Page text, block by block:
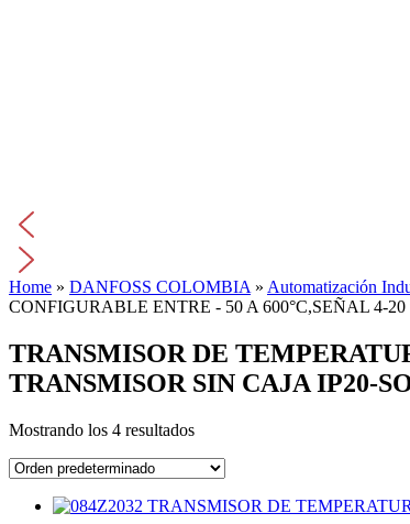
Home » DANFOSS COLOMBIA» Automatización
CONFIGURABLE ENTRE - 50 A 600°C,SEÑAL 4-
TRANSMISOR DE
TRANSMISOR SIN CAJA IP20-
Mostrando los 4 resultados